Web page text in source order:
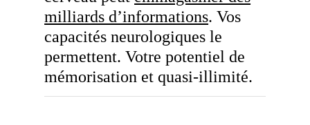
milliards d’informations. Vos
capacités neurologiques le
permettent. Votre potentiel de
mémorisation et quasi-illimité.